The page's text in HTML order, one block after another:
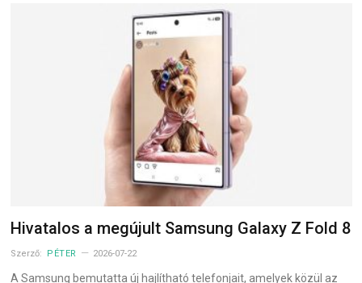
Hivatalos a megújult Samsung Galaxy Z Fold 8
Szerző: PÉTER 2026-07-22
A Samsung bemutatta új hajlítható telefonjait, amelyek közül az